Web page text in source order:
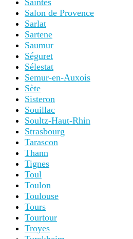
Saintes
Salon de Provence
Sarlat
Sartene
Saumur
Séguret
Sélestat
Semur-en-Auxois
Sète
Sisteron
Souillac
Soultz-Haut-Rhin
Strasbourg
Tarascon
Thann
Tignes
Toul
Toulon
Toulouse
Tours
Tourtour
Troyes